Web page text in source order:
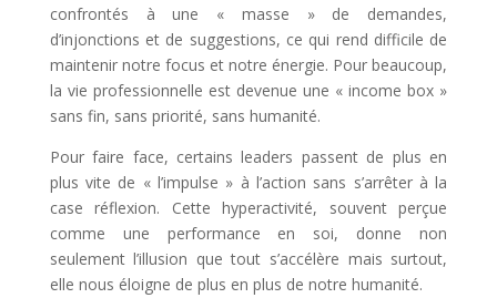
confrontés à une « masse » de demandes,
d’injonctions et de suggestions, ce qui rend difficile de
maintenir notre focus et notre énergie. Pour beaucoup,
la vie professionnelle est devenue une « income box »
sans fin, sans priorité, sans humanité.
Pour faire face, certains leaders passent de plus en
plus vite de « l’impulse » à l’action sans s’arrêter à la
case réflexion. Cette hyperactivité, souvent perçue
comme une performance en soi, donne non
seulement l’illusion que tout s’accélère mais surtout,
elle nous éloigne de plus en plus de notre humanité.